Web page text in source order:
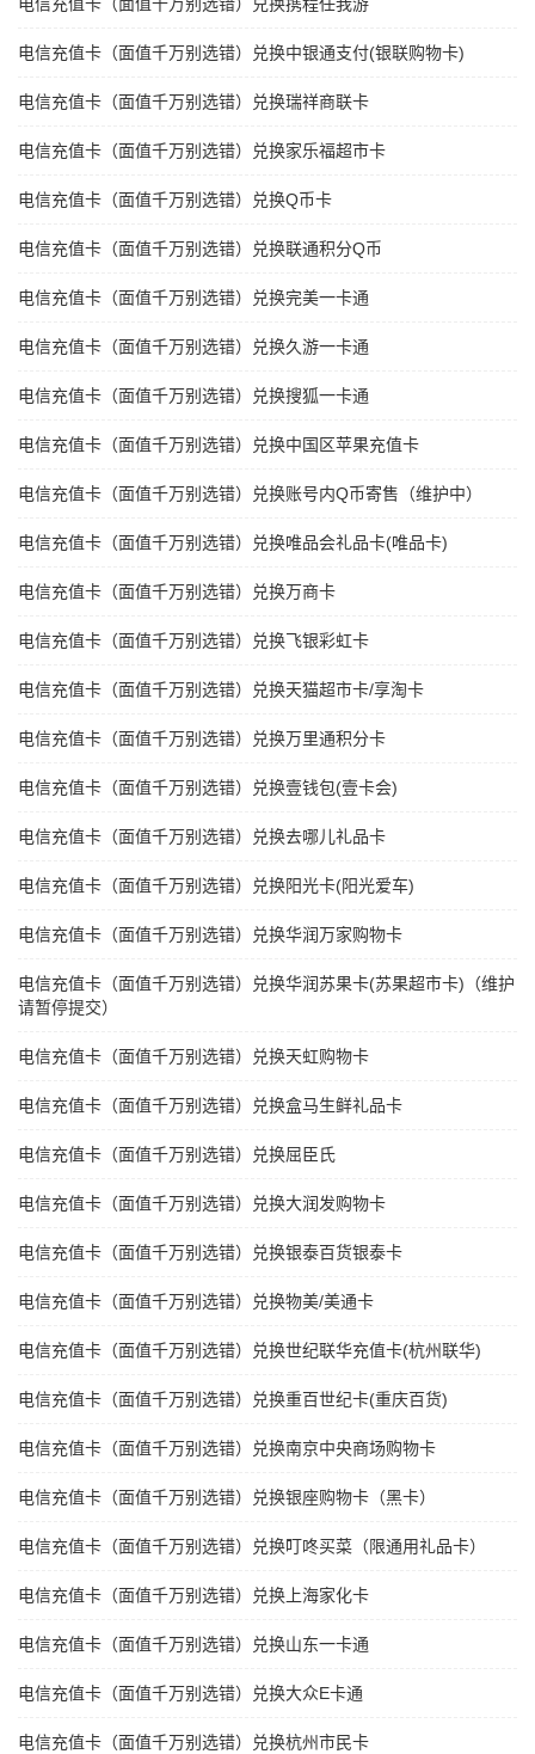
电信充值卡（面值千万别选错）兑换中银通支付(银联购物卡)
电信充值卡（面值千万别选错）兑换瑞祥商联卡
电信充值卡（面值千万别选错）兑换家乐福超市卡
电信充值卡（面值千万别选错）兑换Q币卡
电信充值卡（面值千万别选错）兑换联通积分Q币
电信充值卡（面值千万别选错）兑换完美一卡通
电信充值卡（面值千万别选错）兑换久游一卡通
电信充值卡（面值千万别选错）兑换搜狐一卡通
电信充值卡（面值千万别选错）兑换中国区苹果充值卡
电信充值卡（面值千万别选错）兑换账号内Q币寄售（维护中）
电信充值卡（面值千万别选错）兑换唯品会礼品卡(唯品卡)
电信充值卡（面值千万别选错）兑换万商卡
电信充值卡（面值千万别选错）兑换飞银彩虹卡
电信充值卡（面值千万别选错）兑换天猫超市卡/享淘卡
电信充值卡（面值千万别选错）兑换万里通积分卡
电信充值卡（面值千万别选错）兑换壹钱包(壹卡会)
电信充值卡（面值千万别选错）兑换去哪儿礼品卡
电信充值卡（面值千万别选错）兑换阳光卡(阳光爱车)
电信充值卡（面值千万别选错）兑换华润万家购物卡
电信充值卡（面值千万别选错）兑换华润苏果卡(苏果超市卡)（维护
请暂停提交）
电信充值卡（面值千万别选错）兑换天虹购物卡
电信充值卡（面值千万别选错）兑换盒马生鲜礼品卡
电信充值卡（面值千万别选错）兑换屈臣氏
电信充值卡（面值千万别选错）兑换大润发购物卡
电信充值卡（面值千万别选错）兑换银泰百货银泰卡
电信充值卡（面值千万别选错）兑换物美/美通卡
电信充值卡（面值千万别选错）兑换世纪联华充值卡(杭州联华)
电信充值卡（面值千万别选错）兑换重百世纪卡(重庆百货)
电信充值卡（面值千万别选错）兑换南京中央商场购物卡
电信充值卡（面值千万别选错）兑换银座购物卡（黑卡）
电信充值卡（面值千万别选错）兑换叮咚买菜（限通用礼品卡）
电信充值卡（面值千万别选错）兑换上海家化卡
电信充值卡（面值千万别选错）兑换山东一卡通
电信充值卡（面值千万别选错）兑换大众E卡通
电信充值卡（面值千万别选错）兑换杭州市民卡